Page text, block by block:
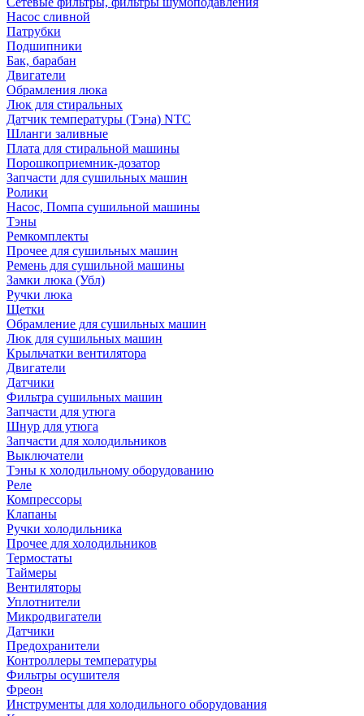
Насос сливной
Патрубки
Подшипники
Бак, барабан
Двигатели
Обрамления люка
Люк для стиральных
Датчик температуры (Тэна) NTC
Шланги заливные
Плата для стиральной машины
Порошкоприемник-дозатор
Запчасти для сушильных машин
Ролики
Насос, Помпа сушильной машины
Тэны
Ремкомплекты
Прочее для сушильных машин
Ремень для сушильной машины
Замки люка (Убл)
Ручки люка
Щетки
Обрамление для сушильных машин
Люк для сушильных машин
Крыльчатки вентилятора
Двигатели
Датчики
Фильтра сушильных машин
Запчасти для утюга
Шнур для утюга
Запчасти для холодильников
Выключатели
Тэны к холодильному оборудованию
Реле
Компрессоры
Клапаны
Ручки холодильника
Прочее для холодильников
Термостаты
Таймеры
Вентиляторы
Уплотнители
Микродвигатели
Датчики
Предохранители
Контроллеры температуры
Фильтры осушителя
Фреон
Инструменты для холодильного оборудования